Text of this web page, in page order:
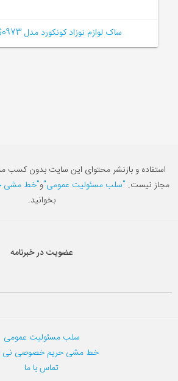
ساک لوازم نوزاد کونکورد مدل COCYBAG0973
استفاده و بازنشر محتوای این سایت بدون کسب
مجاز نیست. "سلب مسئولیت عمومی"و"خط مشی
بخوانید.
عضویت در خبرنامه
سلب مسئولیت عمومی
خط مشی حریم خصوصی نی
تماس با ما